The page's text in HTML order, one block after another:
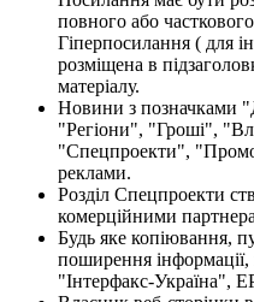
повного або
Гіперпосилання ( для
розміщена в
матеріалу.
Новини з позначками
"Регіони", "Гроші",
"Спецпроекти",
реклами.
Розділ Спецпроекти
комерційними
Будь яке копіювання,
поширення
"Інтерфакс-Україна",